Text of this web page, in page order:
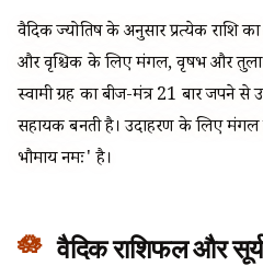
वैदिक ज्योतिष के अनुसार प्रत्येक राशि
और वृश्चिक के लिए मंगल, वृषभ और तुला
स्वामी ग्रह का बीज-मंत्र 21 बार जपने से
सहायक बनती है। उदाहरण के लिए मंगल
भौमाय नमः' है।
वैदिक राशिफल और